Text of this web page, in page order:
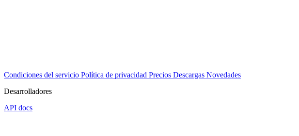
Condiciones del servicio Política de privacidad Precios Descargas Novedades
Desarrolladores
API docs